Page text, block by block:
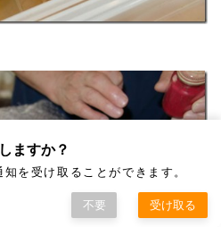
ますか？
を受け取ることができます。
不要 受け取る